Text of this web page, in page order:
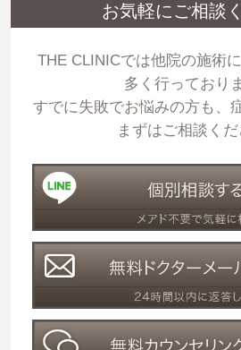
お気軽にご相談
THE CLINICでは他院の施術
多く行っており
すでに失敗でお悩みの方も、
まずはご相談くだ